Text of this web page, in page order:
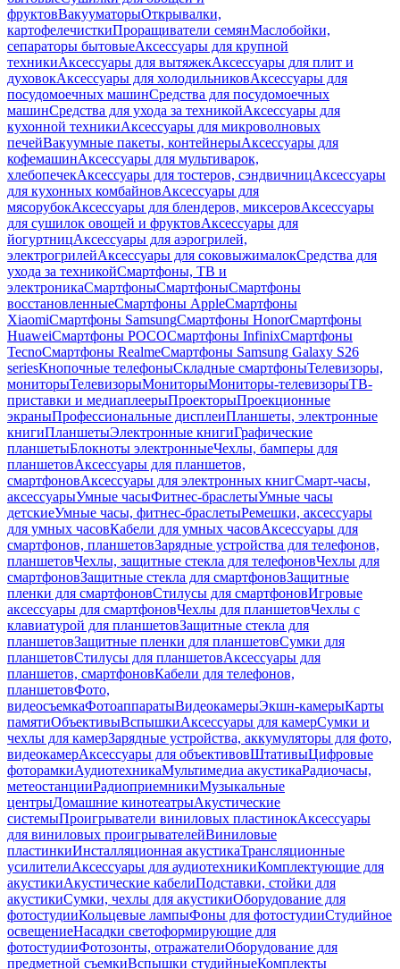
фруктовВакууматорыОткрывалки,
картофелечисткиПроращиватели семянМаслобойки,
сепараторы бытовыеАксессуары для крупной
техникиАксессуары для вытяжекАксессуары для плит и
духовокАксессуары для холодильниковАксессуары для
посудомоечных машинСредства для посудомоечных
машинСредства для ухода за техникойАксессуары для
кухонной техникиАксессуары для микроволновых
печейВакуумные пакеты, контейнерыАксессуары для
кофемашинАксессуары для мультиварок,
хлебопечекАксессуары для тостеров, сэндвичницАксессуары
для кухонных комбайновАксессуары для
мясорубокАксессуары для блендеров, миксеровАксессуары
для сушилок овощей и фруктовАксессуары для
йогуртницАксессуары для аэрогрилей,
электрогрилейАксессуары для соковыжималокСредства для
ухода за техникойСмартфоны, ТВ и
электроникаСмартфоныСмартфоныСмартфоны
восстановленныеСмартфоны AppleСмартфоны
XiaomiСмартфоны SamsungСмартфоны HonorСмартфоны
HuaweiСмартфоны POCOСмартфоны InfinixСмартфоны
TecnoСмартфоны RealmeСмартфоны Samsung Galaxy S26
seriesКнопочные телефоныСкладные смартфоныТелевизоры,
мониторыТелевизорыМониторыМониторы-телевизорыТВ-
приставки и медиаплеерыПроекторыПроекционные
экраныПрофессиональные дисплеиПланшеты, электронные
книгиПланшетыЭлектронные книгиГрафические
планшетыБлокноты электронныеЧехлы, бамперы для
планшетовАксессуары для планшетов,
смартфоновАксессуары для электронных книгСмарт-часы,
аксессуарыУмные часыФитнес-браслетыУмные часы
детскиеУмные часы, фитнес-браслетыРемешки, аксессуары
для умных часовКабели для умных часовАксессуары для
смартфонов, планшетовЗарядные устройства для телефонов,
планшетовЧехлы, защитные стекла для телефоновЧехлы для
смартфоновЗащитные стекла для смартфоновЗащитные
пленки для смартфоновСтилусы для смартфоновИгровые
аксессуары для смартфоновЧехлы для планшетовЧехлы с
клавиатурой для планшетовЗащитные стекла для
планшетовЗащитные пленки для планшетовСумки для
планшетовСтилусы для планшетовАксессуары для
планшетов, смартфоновКабели для телефонов,
планшетовФото,
видеосъемкаФотоаппаратыВидеокамерыЭкшн-камерыКарты
памятиОбъективыВспышкиАксессуары для камерСумки и
чехлы для камерЗарядные устройства, аккумуляторы для фото,
видеокамерАксессуары для объективовШтативыЦифровые
фоторамкиАудиотехникаМультимедиа акустикаРадиочасы,
метеостанцииРадиоприемникиМузыкальные
центрыДомашние кинотеатрыАкустические
системыПроигрыватели виниловых пластинокАксессуары
для виниловых проигрывателейВиниловые
пластинкиИнсталляционная акустикаТрансляционные
усилителиАксессуары для аудиотехникиКомплектующие для
акустикиАкустические кабелиПодставки, стойки для
акустикиСумки, чехлы для акустикиОборудование для
фотостудииКольцевые лампыФоны для фотостудииСтудийное
освещениеНасадки светоформирующие для
фотостудииФотозонты, отражателиОборудование для
предметной съемкиВспышки студийныеКомплекты